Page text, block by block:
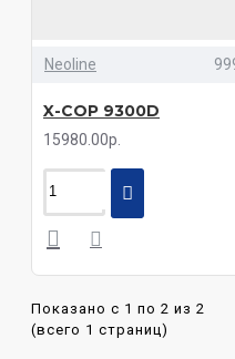
Neoline
X-COP 9300D
15980.00р.
Показано с 1 по 2 из 2
(всего 1 страниц)